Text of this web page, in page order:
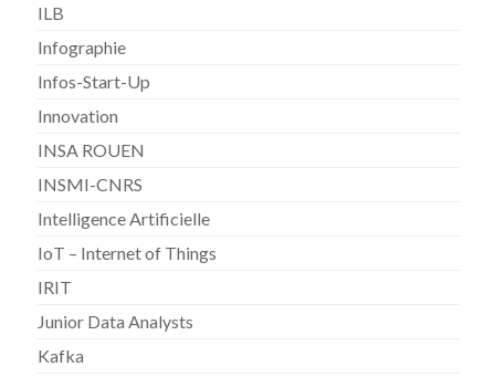
ILB
Infographie
Infos-Start-Up
Innovation
INSA ROUEN
INSMI-CNRS
Intelligence Artificielle
IoT – Internet of Things
IRIT
Junior Data Analysts
Kafka